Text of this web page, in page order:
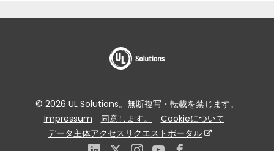
© 2026 UL Solutions。無断複写・転載を禁じます。
Impressum
同意します。
Cookieについて
データ主体アクセスリクエストポータル